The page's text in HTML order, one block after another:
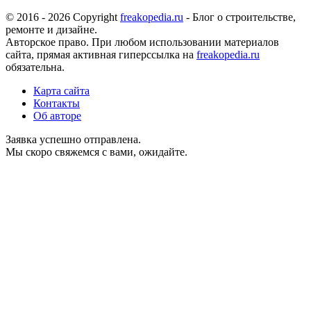
© 2016 - 2026 Copyright freakopedia.ru - Блог о строительстве,
ремонте и дизайне.
Авторское право. При любом использовании материалов
сайта, прямая активная гиперссылка на freakopedia.ru
обязательна.
Карта сайта
Контакты
Об авторе
Заявка успешно отправлена.
Мы скоро свяжемся с вами, ожидайте.